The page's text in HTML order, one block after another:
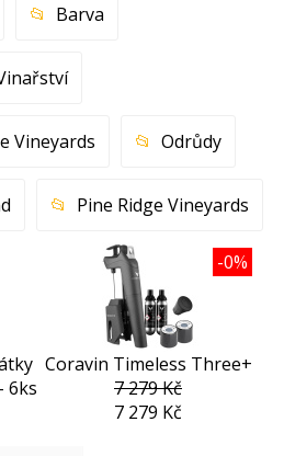
Barva
Vineyards Odrůdy
Pine Ridge Vineyards
6ks
Coravin Timeless Three+
-0%
7 279 Kč
7 279 Kč